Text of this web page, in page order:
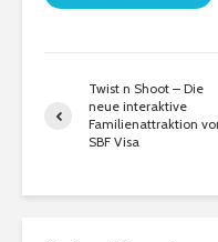
Twist n Shoot – Die
neue interaktive
Familienattraktion
SBF Visa